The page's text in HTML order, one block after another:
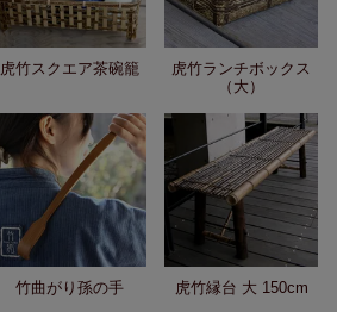
虎竹スクエア茶碗籠
虎竹ランチボックス
（大）
竹曲がり孫の手 虎竹縁台 大 150cm